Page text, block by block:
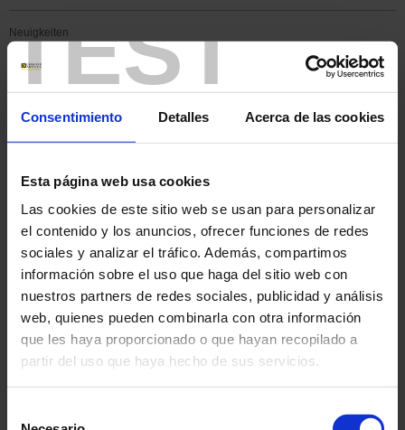
TEST
Consentimiento Detalles Acerca de las cookies
Esta página web usa cookies
Las cookies de este sitio web se usan para personalizar
el contenido y los anuncios, ofrecer funciones de redes
sociales y analizar el tráfico. Además, compartimos
información sobre el uso que haga del sitio web con
nuestros partners de redes sociales, publicidad y análisis
web, quienes pueden combinarla con otra información
que les haya proporcionado o que hayan recopilado a
partir del uso que haya hecho de sus servicios.
privacidad
Neuigkeiten
CGV
CGV
CGV
AG
Support